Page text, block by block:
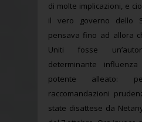
di molte implicazioni, e
il vero governo dello
pensava fino ad allora
Uniti fosse
determinante
potente alleato:
raccomandazioni
state disattese da